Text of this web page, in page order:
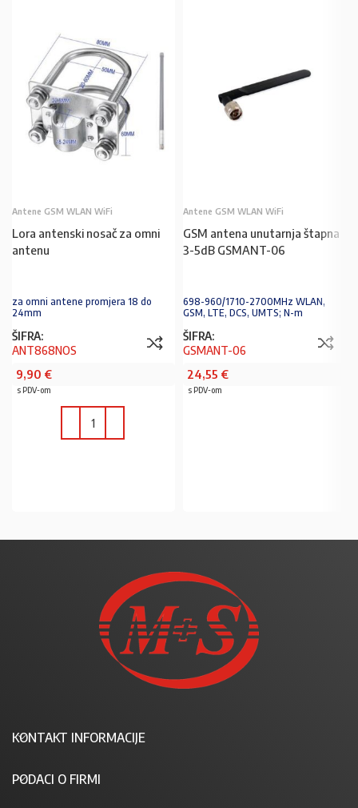
Antene GSM WLAN WiFi
Lora antenski nosač za omni
antenu
za omni antene promjera 18 do
24mm
ŠIFRA:
ANT868NOS
9,90 €
s PDV-om
Antene GSM WLAN WiFi
GSM antena unutarnja štapna
3-5dB GSMANT-06
698-960/1710-2700MHz WLAN,
GSM, LTE, DCS, UMTS; N-m
ŠIFRA:
GSMANT-06
24,55 €
s PDV-om
KONTAKT INFORMACIJE
PODACI O FIRMI